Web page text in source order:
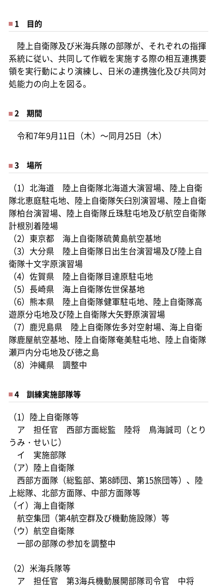
1 目的
陸上自衛隊及び米海兵隊の部隊が、それぞれの指揮
系統に従い、共同して作戦を実施する際の相互連携要
領を実行動により演練し、日米の連携強化及び共同対
処能力の向上を図る。
2 期間
令和7年9月11日（木）～同月25日（木）
3 場所
（1）北海道 陸上自衛隊北海道大演習場、陸上自衛
隊北恵庭駐屯地、陸上自衛隊矢臼別演習場、陸上自衛
隊柏台演習場、陸上自衛隊丘珠駐屯地及び航空自衛隊
計根別着陸場
（2）東京都 海上自衛隊硫黄島航空基地
（3）大分県 陸上自衛隊日出生台演習場及び陸上自
衛隊十文字原演習場
（4）佐賀県 陸上自衛隊目達原駐屯地
（5）長崎県 海上自衛隊佐世保基地
（6）熊本県 陸上自衛隊健軍駐屯地、陸上自衛隊高
遊原分屯地及び陸上自衛隊大矢野原演習場
（7）鹿児島県 陸上自衛隊佐多対空射場、海上自衛
隊鹿屋航空基地、陸上自衛隊奄美駐屯地、陸上自衛隊
瀬戸内分屯地及び徳之島
（8）沖縄県 調整中
4 訓練実施部隊等
（1）陸上自衛隊等
ア 担任官 西部方面総監 陸将 鳥海誠司（とり
うみ・せいじ）
イ 実施部隊
（ア）陸上自衛隊
西部方面隊（総監部、第8師団、第15旅団等）、陸
上総隊、北部方面隊、中部方面隊等
（イ）海上自衛隊
航空集団（第4航空群及び機動施設隊）等
（ウ）航空自衛隊
一部の部隊の参加を調整中
（2）米海兵隊等
ア 担任官 第3海兵機動展開部隊司令官 中将